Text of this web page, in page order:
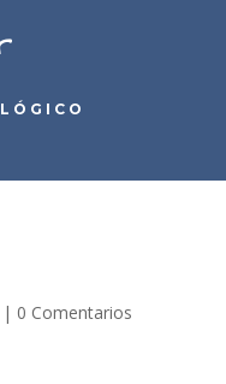
| 0 Comentarios